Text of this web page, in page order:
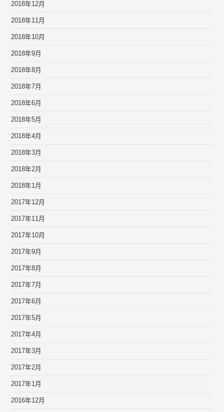
2018年12月
2018年11月
2018年10月
2018年9月
2018年8月
2018年7月
2018年6月
2018年5月
2018年4月
2018年3月
2018年2月
2018年1月
2017年12月
2017年11月
2017年10月
2017年9月
2017年8月
2017年7月
2017年6月
2017年5月
2017年4月
2017年3月
2017年2月
2017年1月
2016年12月